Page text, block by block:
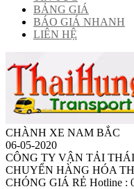
BẢNG GIÁ
BÁO GIÁ NHANH
LIÊN HỆ
CHÀNH XE NAM BẮC
06-05-2020
CÔNG TY VẬN TẢI
CHUYỂN HÀNG HÓA
CHÓNG GIÁ RẺ Hotline :